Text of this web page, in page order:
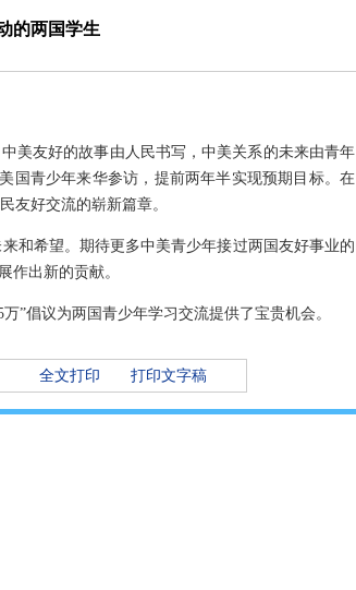
的两国学生
美友好的故事由人民书写，中美关系的未来由青年
国青少年来华参访，提前两年半实现预期目标。在
友好交流的崭新篇章。
和希望。期待更多中美青少年接过两国友好事业的
作出新的贡献。
”倡议为两国青少年学习交流提供了宝贵机会。
全文打印 打印文字稿